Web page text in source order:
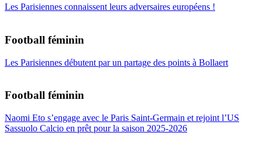
Les Parisiennes connaissent leurs adversaires européens !
Football féminin
Les Parisiennes débutent par un partage des points à Bollaert
Football féminin
Naomi Eto s’engage avec le Paris Saint-Germain et rejoint l’US
Sassuolo Calcio en prêt pour la saison 2025-2026